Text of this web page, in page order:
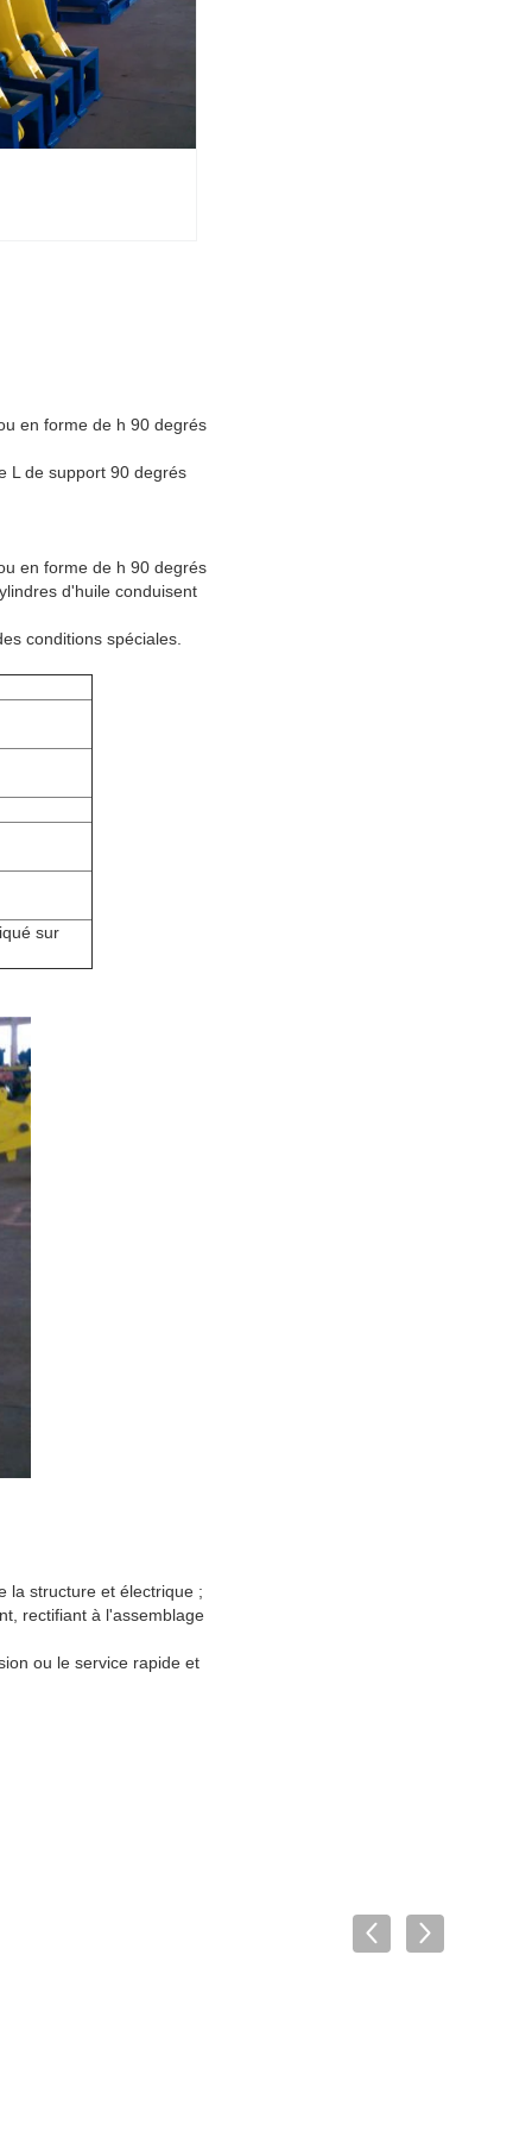
en forme de h 90 degrés
L de support 90 degrés
en forme de h 90 degrés
d'huile conduisent
conditions spéciales.
sur
la structure et électrique ;
rectifiant à l'assemblage
ou le service rapide et